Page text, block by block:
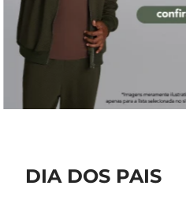
DIA DOS PAIS